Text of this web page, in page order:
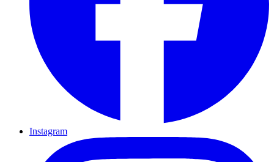
Instagram